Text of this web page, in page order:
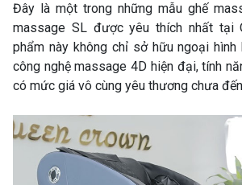
Đây là một trong những mẫu ghế
massage SL được yêu thích nhất tại
phẩm này không chỉ sở hữu ngoại
công nghệ massage 4D hiện đại, tính
có mức giá vô cùng yêu thương chưa